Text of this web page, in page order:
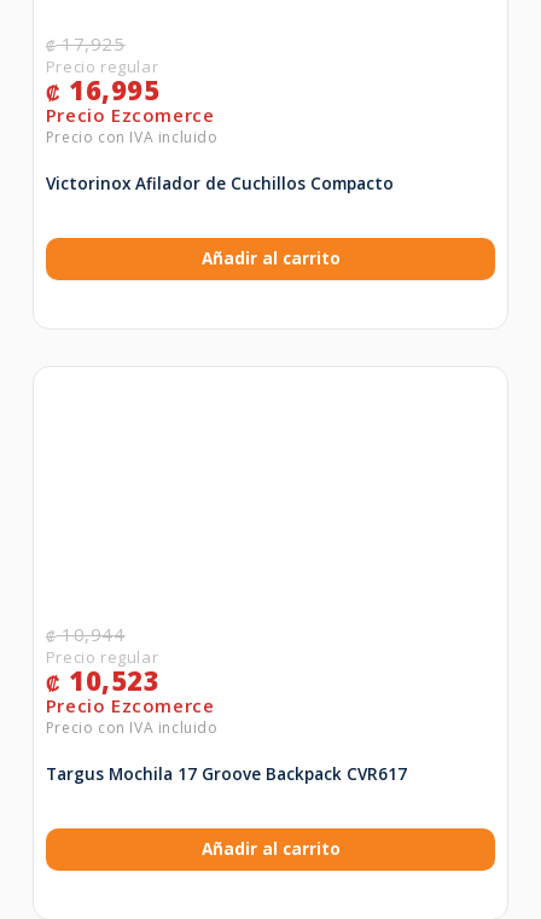
₡17,925
₡ 16,995
Victorinox Afilador de Cuchillos Compacto
Añadir al carrito
₡10,944
₡ 10,523
Targus Mochila 17 Groove Backpack CVR617
Añadir al carrito